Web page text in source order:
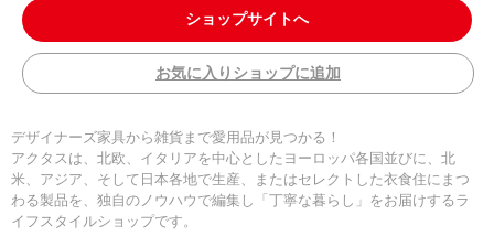
ショップサイトへ
お気に入りショップに追加
デザイナーズ家具から雑貨まで愛用品が見つかる！
アクタスは、北欧、イタリアを中心としたヨーロッパ各国並びに、北
米、アジア、そして日本各地で生産、またはセレクトした衣食住にまつ
わる製品を、独自のノウハウで編集し「丁寧な暮らし」をお届けするラ
イフスタイルショップです。